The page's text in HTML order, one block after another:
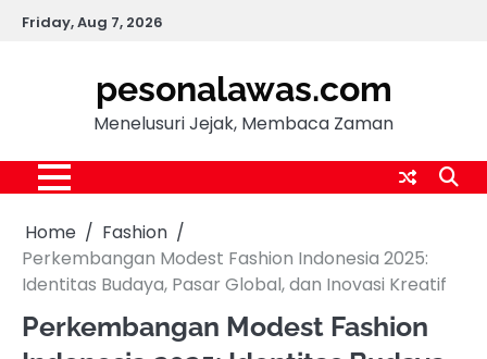
SkipFriday, Aug 7, 2026
pesonalawas.com
Menelusuri Jejak, Membaca Zaman
Home
Fashion
Perkembangan Modest Fashion Indonesia 2025:
Identitas Budaya, Pasar Global, dan Inovasi Kreatif
Perkembangan Modest Fashion